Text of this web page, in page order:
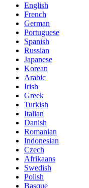
English
French
German
Portuguese
Spanish
Russian
Japanese
Korean
Arabic
Irish
Greek
Turkish
Italian
Danish
Romanian
Indonesian
Czech
Afrikaans
Swedish
Polish
Basque